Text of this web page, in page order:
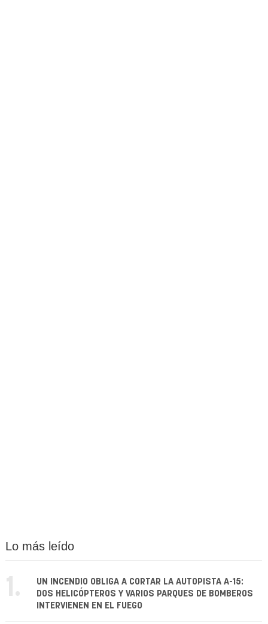
Lo más leído
1.
UN INCENDIO OBLIGA A CORTAR LA AUTOPISTA A-15:
DOS HELICÓPTEROS Y VARIOS PARQUES DE BOMBEROS
INTERVIENEN EN EL FUEGO